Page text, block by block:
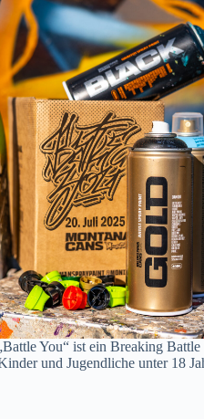
You“ ist ein Breaking Battle
und Jugendliche unter 18